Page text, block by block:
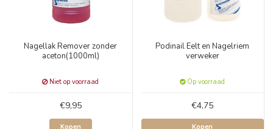
Nagellak Remover zonder
aceton(1000ml)
Niet op voorraad
€9,95
Kopen
Podinail Eelt en Nagelriem
verweker
Op voorraad
€4,75
Kopen